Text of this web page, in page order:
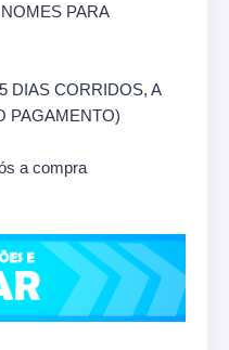
PARA
DIAS CORRIDOS, A
PAGAMENTO)
a compra